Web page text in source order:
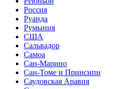
Россия
Руанда
Румыния
США
Сальвадор
Самоа
Сан-Марино
Сан-Томе и Принсипи
Саудовская Аравия